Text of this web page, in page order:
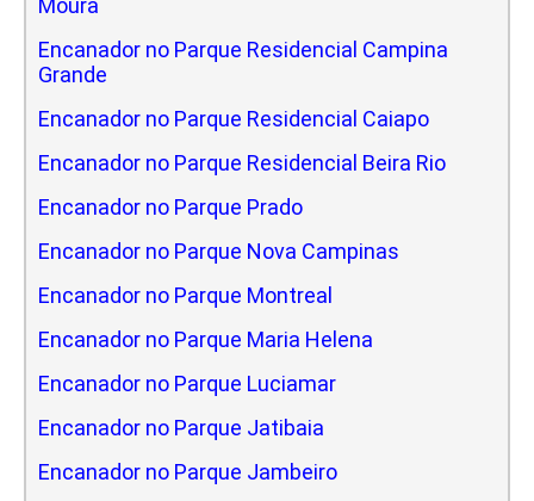
Encanador no Parque Residencial Campina
Grande
Encanador no Parque Residencial Caiapo
Encanador no Parque Residencial Beira Rio
Encanador no Parque Prado
Encanador no Parque Nova Campinas
Encanador no Parque Montreal
Encanador no Parque Maria Helena
Encanador no Parque Luciamar
Encanador no Parque Jatibaia
Encanador no Parque Jambeiro